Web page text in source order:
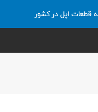
قطعات اپل در کشور